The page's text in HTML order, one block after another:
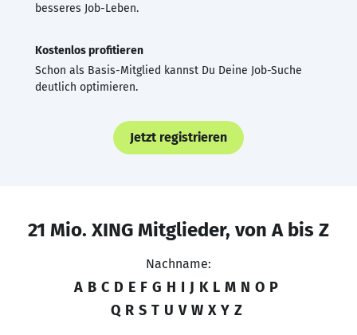
besseres Job-Leben.
Kostenlos profitieren
Schon als Basis-Mitglied kannst Du Deine Job-Suche
deutlich optimieren.
Jetzt registrieren
21 Mio. XING Mitglieder, von A bis Z
Nachname:
A B C D E F G H I J K L M N O P
Q R S T U V W X Y Z